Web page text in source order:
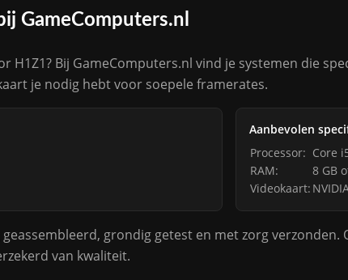
GameComputers.nl
H1Z1? Bij GameComputers.nl vind je systemen die
je nodig hebt voor soepele framerates.
Aanbevolen
Processor: Core
RAM:
8 GB
Videokaart:
grondig getest en met zorg verzonden.
van kwaliteit.